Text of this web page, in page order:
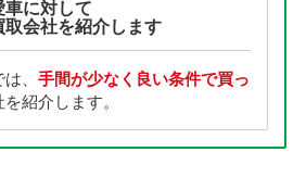
車に対して
取会社を紹介します
、 手間が少なく良い条件で買っ
紹介します。